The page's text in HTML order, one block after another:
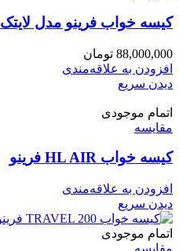
کیسه خواب فرینو مدل لایتک 1400
88,000,000 تومان
افزودن به علاقه‌مندی
دیدن سریع
اتمام موجودی
مقایسه
کیسه خواب HL AIR فرینو
افزودن به علاقه‌مندی
دیدن سریع
اتمام موجودی
مقایسه